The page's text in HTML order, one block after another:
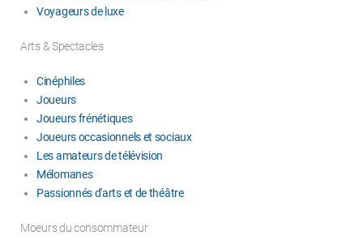
Voyageurs de luxe
Arts & Spectacles
Cinéphiles
Joueurs
Joueurs frénétiques
Joueurs occasionnels et sociaux
Les amateurs de télévision
Mélomanes
Passionnés d'arts et de théâtre
Moeurs du consommateur